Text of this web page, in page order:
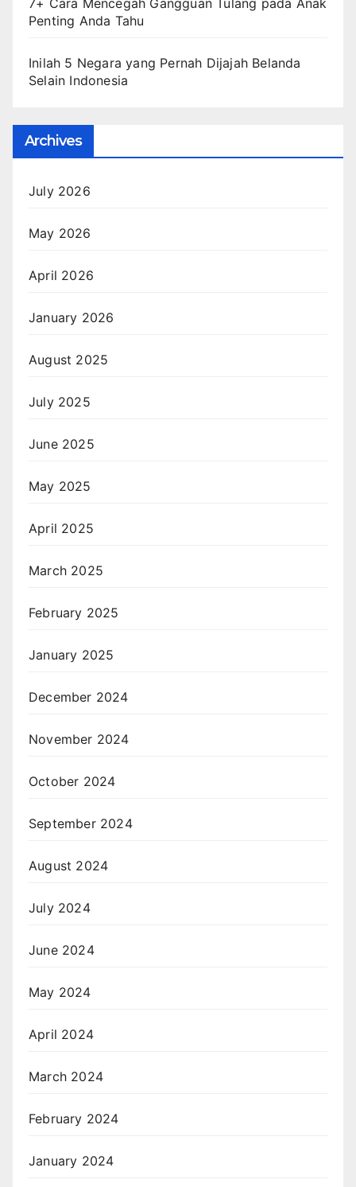
Penting Anda Tahu
Inilah 5 Negara yang Pernah Dijajah Belanda
Selain Indonesia
Archives
July 2026
May 2026
April 2026
January 2026
August 2025
July 2025
June 2025
May 2025
April 2025
March 2025
February 2025
January 2025
December 2024
November 2024
October 2024
September 2024
August 2024
July 2024
June 2024
May 2024
April 2024
March 2024
February 2024
January 2024